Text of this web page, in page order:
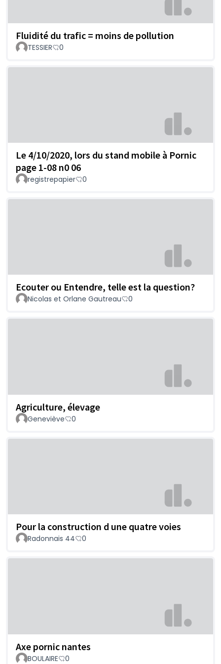
Fluidité du trafic = moins de pollution
TESSIER 0
Le 4/10/2020, lors du stand mobile à Pornic
page 1-08 n0 06
registrepapier 0
Ecouter ou Entendre, telle est la question?
Nicolas et Orlane Gautreau 0
Agriculture, élevage
Geneviève 0
Pour la construction d une quatre voies
Radonnais 44 0
Axe pornic nantes
BOULAIRE 0